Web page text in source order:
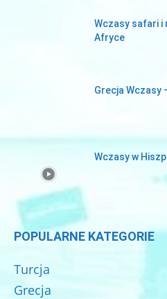
Wczasy safari i
Afryce
Grecja Wczasy
Wczasy w
POPULARNE KATEGORIE
Turcja
Grecja